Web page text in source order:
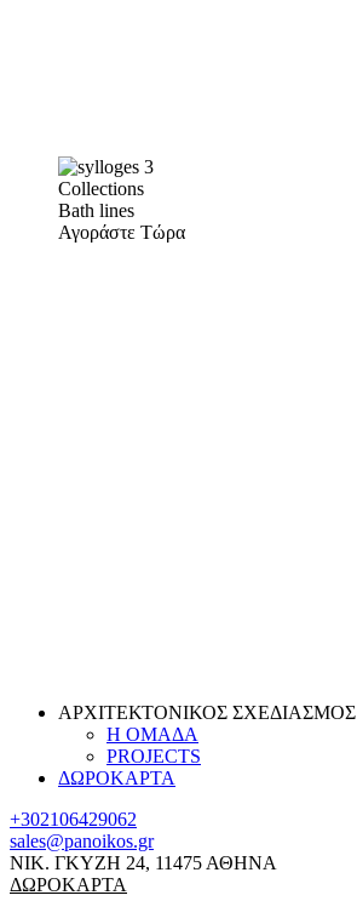
Collections
Bath lines
Αγοράστε Τώρα
ΑΡΧΙΤΕΚΤΟΝΙΚΟΣ ΣΧΕΔΙΑΣΜΟΣ
Η ΟΜΑΔΑ
PROJECTS
ΔΩΡΟΚΑΡΤΑ
+302106429062
sales@panoikos.gr
ΝΙΚ. ΓΚΥΖΗ 24, 11475 ΑΘΗΝΑ
ΔΩΡΟΚΑΡΤΑ